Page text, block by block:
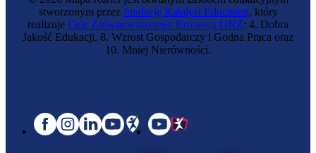
stworzonym przez fundację Katalyst Education, który
realizuje Cele Zrównoważonego Rozwoju ONZ: 4. Dobra
Jakość Edukacji, 8. Wzrost Gospodarczy i Godna Praca oraz
10. Mniej Nierówności.